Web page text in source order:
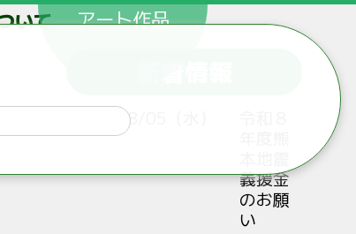
アート作品
いて
2026/08/05（水）
義援金
のお願
い